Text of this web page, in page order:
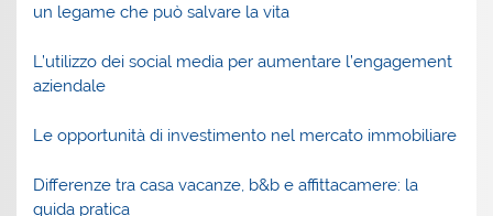
un legame che può salvare la vita
L’utilizzo dei social media per aumentare l’engagement
aziendale
Le opportunità di investimento nel mercato immobiliare
Differenze tra casa vacanze, b&b e affittacamere: la
guida pratica